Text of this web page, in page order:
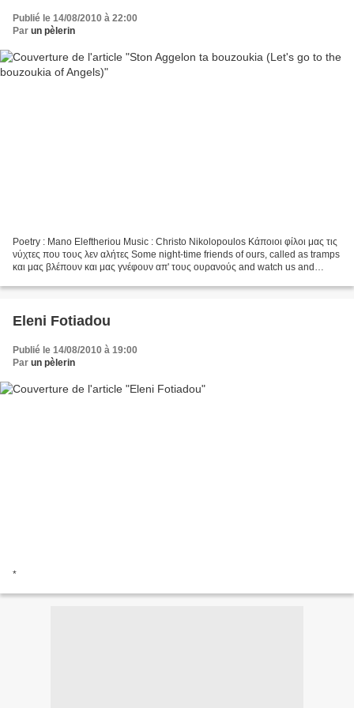
Publié le 14/08/2010 à 22:00
Par un pèlerin
Poetry : Mano Eleftheriou Music : Christo Nikolopoulos Κάποιοι φίλοι μας τις
νύχτες που τους λεν αλήτες Some night-time friends of ours, called as tramps
και μας βλέπουν και μας γνέφουν απ' τους ουρανούς and watch us and
Eleni Fotiadou
Publié le 14/08/2010 à 19:00
Par un pèlerin
*